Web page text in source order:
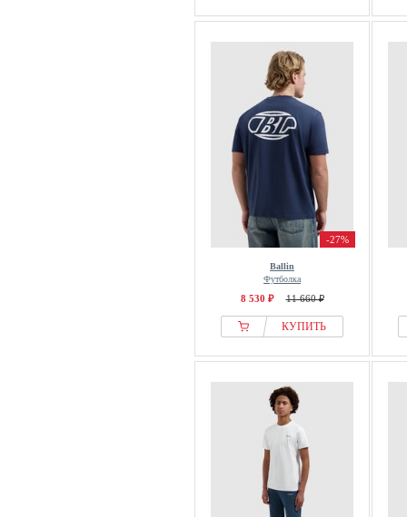
-27%
Ballin
Футболка
8 530 ₽ 11 660 ₽
КУПИТЬ